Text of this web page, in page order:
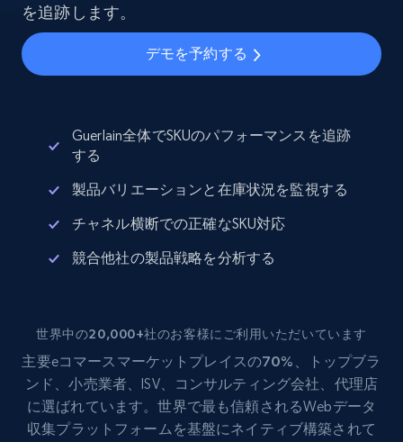
を追跡します。
デモを予約する
Guerlain全体でSKUのパフォーマンスを追跡
する
製品バリエーションと在庫状況を監視する
チャネル横断での正確なSKU対応
競合他社の製品戦略を分析する
世界中の20,000+社のお客様にご利用いただいています
主要eコマース マーケットプレイスの70% 、トップブラ
ンド、小売業者、ISV、コンサルティング会社、代理店
に選ばれています。世界で最も信頼されるWebデータ
収集プラットフォームを基盤にネイティブ構築されて